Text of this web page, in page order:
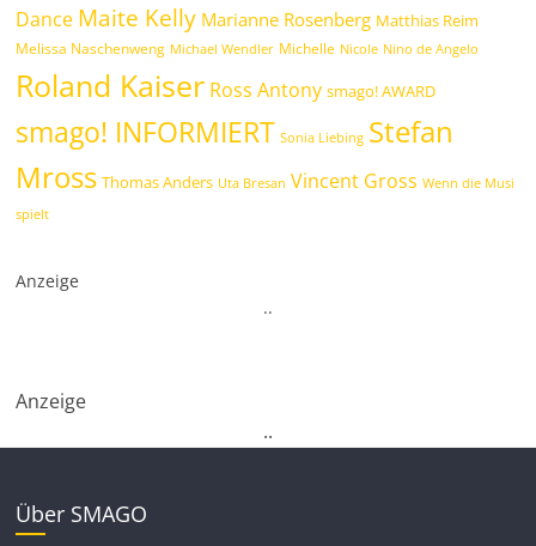
Dance Maite Kelly Marianne Rosenberg Matthias Reim
Melissa Naschenweng Michael Wendler Michelle Nicole Nino de Angelo
Roland Kaiser Ross Antony smago! AWARD
smago! INFORMIERT Sonia Liebing Stefan
Mross Thomas Anders Uta Bresan Vincent Gross Wenn die Musi
spielt
Anzeige
..
Anzeige
..
Über SMAGO